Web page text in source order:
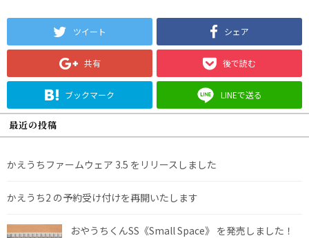
ツイート シェア
共有 後で読む
ブックマーク LINEで送る
最近の投稿
かえうちファームウェア 3.5 をリリースしました
かえうち2 の予約受け付けを再開いたします
おやうちくんSS《Small Space》 を発売しました！